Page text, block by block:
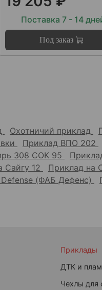
Поставка 7 - 14
Под заказ
Охотничий приклад
Приклад ВПО 202
308 СОК 95
Сайгу 12 Приклад на
(ФАБ Дефенс)
Приклады
ДТК и
Чехлы для